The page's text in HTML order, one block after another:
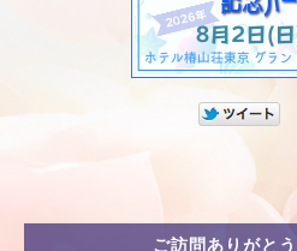
ご訪問ありがと